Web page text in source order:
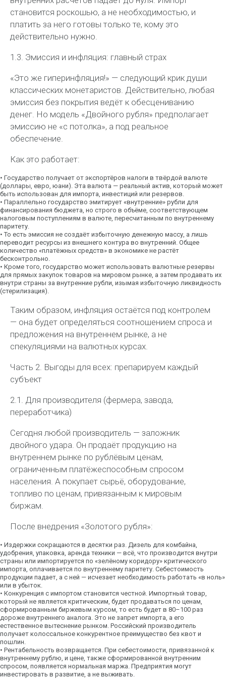
становится роскошью, а не необходимостью, и
платить за него готовы только те, кому это
действительно нужно.
1.3. Эмиссия и инфляция: главный страх
«Это же гиперинфляция!» — следующий крик души
классических монетаристов. Действительно, любая
эмиссия без покрытия ведёт к обесцениванию
денег. Но модель «Двойного рубля» предполагает
эмиссию не «с потолка», а под реальное
обеспечение.
Как это работает:
• Государство получает от экспортёров налоги в твёрдой валюте
(доллары, евро, юани). Эта валюта — реальный актив, который может
быть использован для импорта, инвестиций или резервов.
• Параллельно государство эмитирует «внутренние» рубли для
финансирования бюджета, но строго в объёме, соответствующем
налоговым поступлениям в валюте, пересчитанным по внутреннему
паритету.
•То есть эмиссия не создаёт избыточную денежную массу, а лишь
переводит ресурсы из внешнего контура во внутренний. Общее
количество «платёжных средств» в экономике не растёт
бесконтрольно.
• Кроме того, государство может использовать валютные резервы
для прямых закупок товаров на мировом рынке, а затем продавать их
внутри страны за внутренние рубли, изымая избыточную ликвидность
(стерилизация).
Таким образом, инфляция остаётся под контролем
— она будет определяться соотношением спроса и
предложения на внутреннем рынке, а не
спекуляциями на валютных курсах.
Часть 2. Выгоды для всех: препарируем каждый
субъект
2.1. Для производителя (фермера, завода,
переработчика)
Сегодня любой производитель — заложник
двойного удара. Он продаёт продукцию на
внутреннем рынке по рублёвым ценам,
ограниченным платёжеспособным спросом
населения. А покупает сырьё, оборудование,
топливо по ценам, привязанным к мировым
биржам.
После внедрения «Золотого рубля»:
• Издержки сокращаются в десятки раз. Дизель для комбайна,
удобрения, упаковка, аренда техники — всё, что производится внутри
страны или импортируется по «зелёному коридору» критического
импорта, оплачивается по внутреннему паритету. Себестоимость
продукции падает, а с ней — исчезает необходимость работать «в ноль»
или в убыток.
• Конкуренция с импортом становится честной. Импортный товар,
который не является критическим, будет продаваться по ценам,
сформированным биржевым курсом, то есть будет в 80–100 раз
дороже внутреннего аналога. Это не запрет импорта, а его
естественное вытеснение рынком. Российский производитель
получает колоссальное конкурентное преимущество без квот и
пошлин.
• Рентабельность возвращается. При себестоимости, привязанной к
внутреннему рублю, и цене, также сформированной внутренним
спросом, появляется нормальная маржа. Предприятия могут
инвестировать в развитие, а не выживать.